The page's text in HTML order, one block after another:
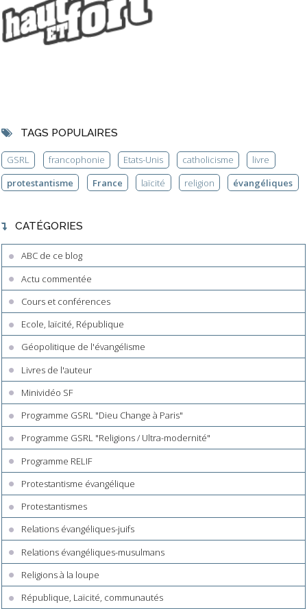
TAGS POPULAIRES
GSRL francophonie Etats-Unis catholicisme
livre
protestantisme
France laïcité religion évangéliques
CATÉGORIES
ABC de ce blog
Actu commentée
Cours et conférences
Ecole, laïcité, République
Géopolitique de l'évangélisme
Livres de l'auteur
Minividéo SF
Programme GSRL "Dieu Change à Paris"
Programme GSRL "Religions / Ultra-modernité"
Programme RELIF
Protestantisme évangélique
Protestantismes
Relations évangéliques-juifs
Relations évangéliques-musulmans
Religions à la loupe
République, Laïcité, communautés